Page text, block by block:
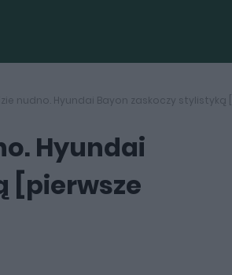
nudno. Hyundai Bayon zaskoczy stylistyką
Hyundai
[pierwsze